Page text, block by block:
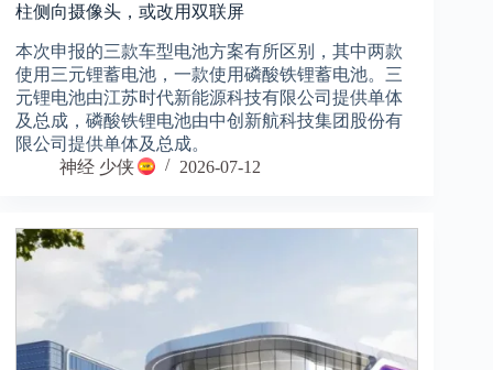
柱侧向摄像头，或改用双联屏
本次申报的三款车型电池方案有所区别，其中两款
使用三元锂蓄电池，一款使用磷酸铁锂蓄电池。三
元锂电池由江苏时代新能源科技有限公司提供单体
及总成，磷酸铁锂电池由中创新航科技集团股份有
限公司提供单体及总成。
神经 少侠
2026-07-12